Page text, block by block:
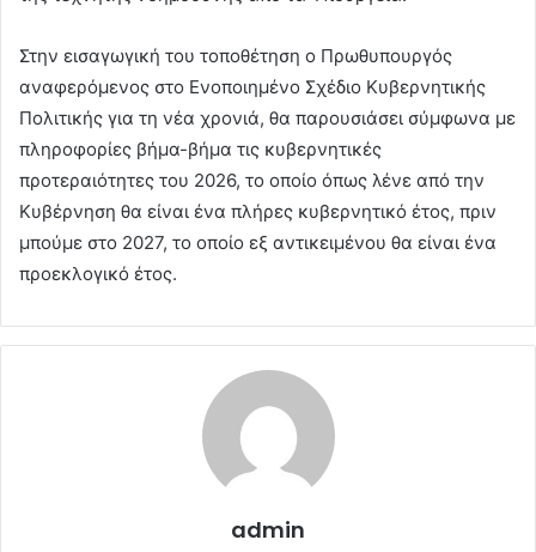
Στην εισαγωγική του τοποθέτηση ο Πρωθυπουργός
αναφερόμενος στο Ενοποιημένο Σχέδιο Κυβερνητικής
Πολιτικής για τη νέα χρονιά, θα παρουσιάσει σύμφωνα με
πληροφορίες βήμα-βήμα τις κυβερνητικές
προτεραιότητες του 2026, το οποίο όπως λένε από την
Κυβέρνηση θα είναι ένα πλήρες κυβερνητικό έτος, πριν
μπούμε στο 2027, το οποίο εξ αντικειμένου θα είναι ένα
προεκλογικό έτος.
admin